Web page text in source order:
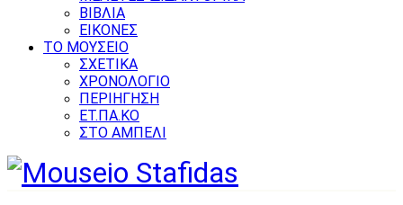
ΒΙΒΛΙΑ
ΕΙΚΟΝΕΣ
ΤΟ ΜΟΥΣΕΙΟ
ΣΧΕΤΙΚΑ
ΧΡΟΝΟΛΟΓΙΟ
ΠΕΡΙΗΓΗΣΗ
ΕΤ.ΠΑ.ΚΟ
ΣΤΟ ΑΜΠΕΛΙ